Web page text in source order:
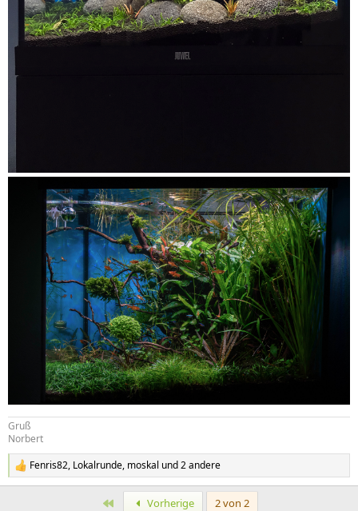
Gruß
Norbert
R
e
Fenris82, Lokalrunde, moskal und 2 andere
Erste Vorherige
2 von 2